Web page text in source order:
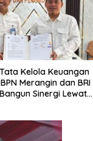
dan BRI
Lewat
Perkuat
Melalui